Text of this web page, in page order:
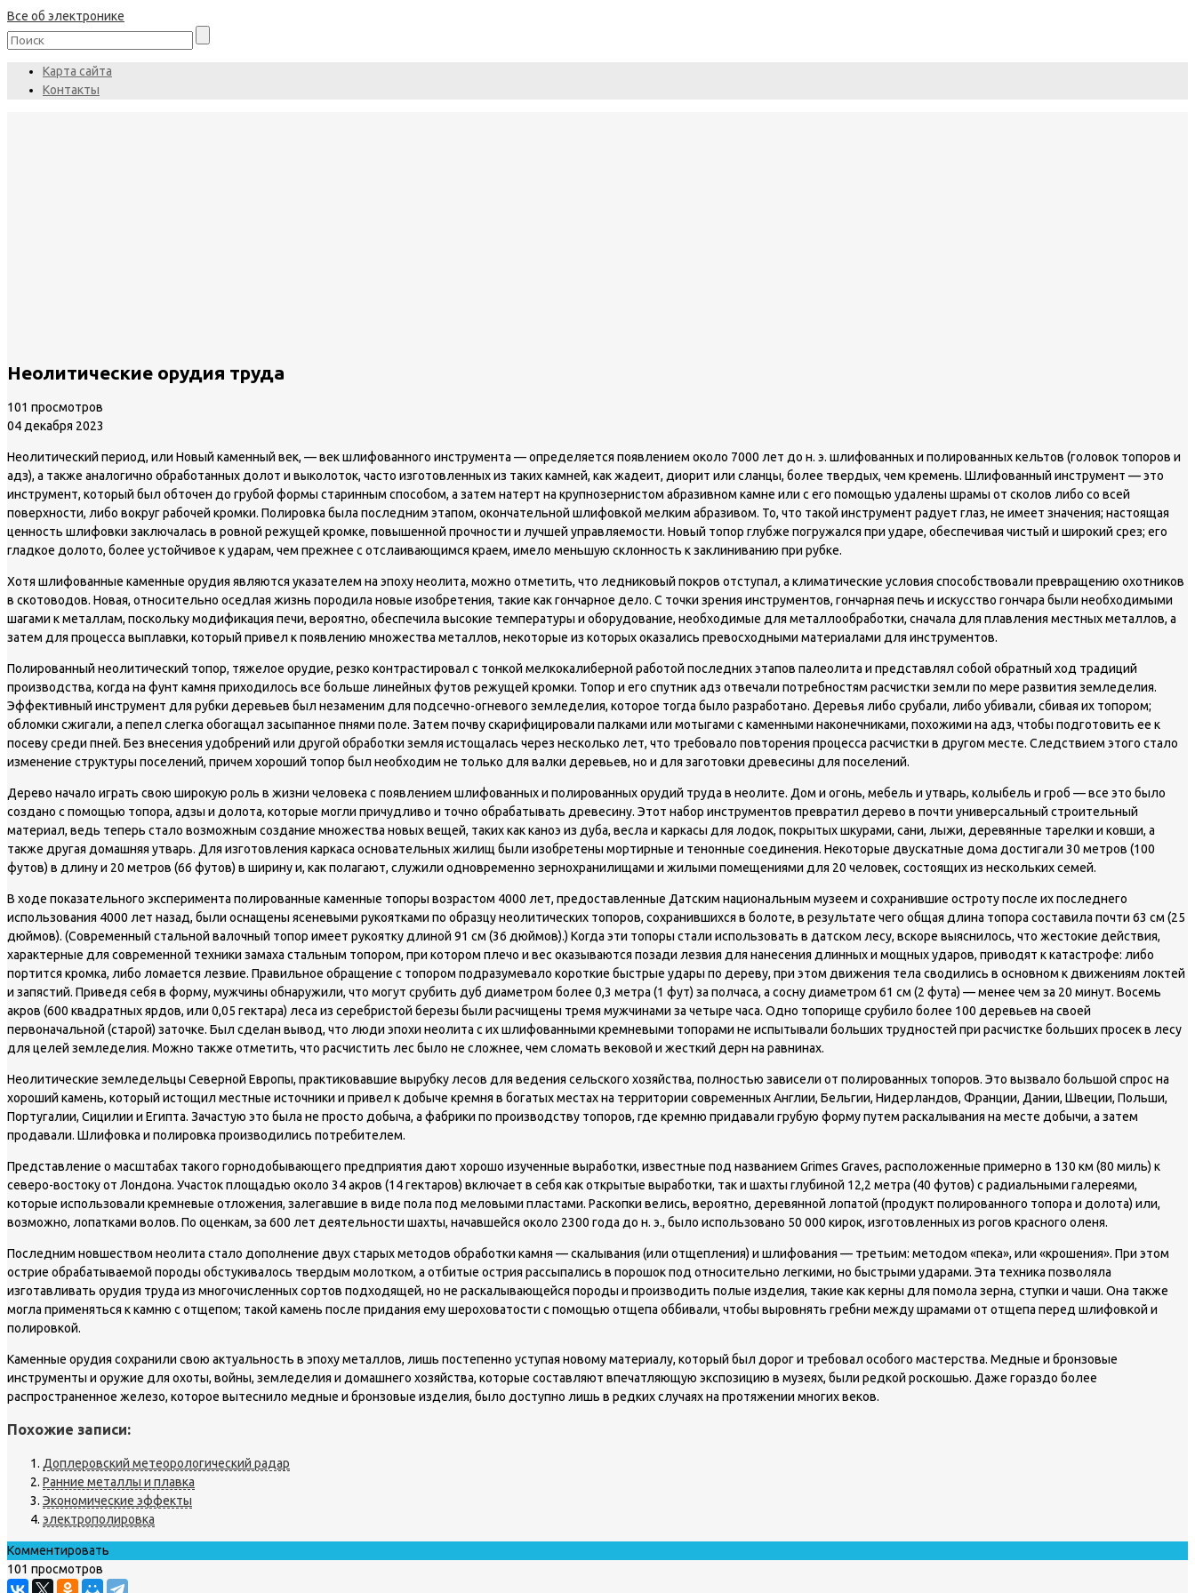
Все об электронике
Карта сайта
Контакты
Неолитические орудия труда
101 просмотров
04 декабря 2023
Неолитический период, или Новый каменный век, — век шлифованного инструмента — определяется появлением около 7000 лет до н. э. шлифованных и полированных кельтов (головок топоров и
адз), а также аналогично обработанных долот и выколоток, часто изготовленных из таких камней, как жадеит, диорит или сланцы, более твердых, чем кремень. Шлифованный инструмент — это
инструмент, который был обточен до грубой формы старинным способом, а затем натерт на крупнозернистом абразивном камне или с его помощью удалены шрамы от сколов либо со всей
поверхности, либо вокруг рабочей кромки. Полировка была последним этапом, окончательной шлифовкой мелким абразивом. То, что такой инструмент радует глаз, не имеет значения; настоящая
ценность шлифовки заключалась в ровной режущей кромке, повышенной прочности и лучшей управляемости. Новый топор глубже погружался при ударе, обеспечивая чистый и широкий срез; его
гладкое долото, более устойчивое к ударам, чем прежнее с отслаивающимся краем, имело меньшую склонность к заклиниванию при рубке.
Хотя шлифованные каменные орудия являются указателем на эпоху неолита, можно отметить, что ледниковый покров отступал, а климатические условия способствовали превращению охотников
в скотоводов. Новая, относительно оседлая жизнь породила новые изобретения, такие как гончарное дело. С точки зрения инструментов, гончарная печь и искусство гончара были необходимыми
шагами к металлам, поскольку модификация печи, вероятно, обеспечила высокие температуры и оборудование, необходимые для металлообработки, сначала для плавления местных металлов, а
затем для процесса выплавки, который привел к появлению множества металлов, некоторые из которых оказались превосходными материалами для инструментов.
Полированный неолитический топор, тяжелое орудие, резко контрастировал с тонкой мелкокалиберной работой последних этапов палеолита и представлял собой обратный ход традиций
производства, когда на фунт камня приходилось все больше линейных футов режущей кромки. Топор и его спутник адз отвечали потребностям расчистки земли по мере развития земледелия.
Эффективный инструмент для рубки деревьев был незаменим для подсечно-огневого земледелия, которое тогда было разработано. Деревья либо срубали, либо убивали, сбивая их топором;
обломки сжигали, а пепел слегка обогащал засыпанное пнями поле. Затем почву скарифицировали палками или мотыгами с каменными наконечниками, похожими на адз, чтобы подготовить ее к
посеву среди пней. Без внесения удобрений или другой обработки земля истощалась через несколько лет, что требовало повторения процесса расчистки в другом месте. Следствием этого стало
изменение структуры поселений, причем хороший топор был необходим не только для валки деревьев, но и для заготовки древесины для поселений.
Дерево начало играть свою широкую роль в жизни человека с появлением шлифованных и полированных орудий труда в неолите. Дом и огонь, мебель и утварь, колыбель и гроб — все это было
создано с помощью топора, адзы и долота, которые могли причудливо и точно обрабатывать древесину. Этот набор инструментов превратил дерево в почти универсальный строительный
материал, ведь теперь стало возможным создание множества новых вещей, таких как каноэ из дуба, весла и каркасы для лодок, покрытых шкурами, сани, лыжи, деревянные тарелки и ковши, а
также другая домашняя утварь. Для изготовления каркаса основательных жилищ были изобретены мортирные и тенонные соединения. Некоторые двускатные дома достигали 30 метров (100
футов) в длину и 20 метров (66 футов) в ширину и, как полагают, служили одновременно зернохранилищами и жилыми помещениями для 20 человек, состоящих из нескольких семей.
В ходе показательного эксперимента полированные каменные топоры возрастом 4000 лет, предоставленные Датским национальным музеем и сохранившие остроту после их последнего
использования 4000 лет назад, были оснащены ясеневыми рукоятками по образцу неолитических топоров, сохранившихся в болоте, в результате чего общая длина топора составила почти 63 см (25
дюймов). (Современный стальной валочный топор имеет рукоятку длиной 91 см (36 дюймов).) Когда эти топоры стали использовать в датском лесу, вскоре выяснилось, что жестокие действия,
характерные для современной техники замаха стальным топором, при котором плечо и вес оказываются позади лезвия для нанесения длинных и мощных ударов, приводят к катастрофе: либо
портится кромка, либо ломается лезвие. Правильное обращение с топором подразумевало короткие быстрые удары по дереву, при этом движения тела сводились в основном к движениям локтей
и запястий. Приведя себя в форму, мужчины обнаружили, что могут срубить дуб диаметром более 0,3 метра (1 фут) за полчаса, а сосну диаметром 61 см (2 фута) — менее чем за 20 минут. Восемь
акров (600 квадратных ярдов, или 0,05 гектара) леса из серебристой березы были расчищены тремя мужчинами за четыре часа. Одно топорище срубило более 100 деревьев на своей
первоначальной (старой) заточке. Был сделан вывод, что люди эпохи неолита с их шлифованными кремневыми топорами не испытывали больших трудностей при расчистке больших просек в лесу
для целей земледелия. Можно также отметить, что расчистить лес было не сложнее, чем сломать вековой и жесткий дерн на равнинах.
Неолитические земледельцы Северной Европы, практиковавшие вырубку лесов для ведения сельского хозяйства, полностью зависели от полированных топоров. Это вызвало большой спрос на
хороший камень, который истощил местные источники и привел к добыче кремня в богатых местах на территории современных Англии, Бельгии, Нидерландов, Франции, Дании, Швеции, Польши,
Португалии, Сицилии и Египта. Зачастую это была не просто добыча, а фабрики по производству топоров, где кремню придавали грубую форму путем раскалывания на месте добычи, а затем
продавали. Шлифовка и полировка производились потребителем.
Представление о масштабах такого горнодобывающего предприятия дают хорошо изученные выработки, известные под названием Grimes Graves, расположенные примерно в 130 км (80 миль) к
северо-востоку от Лондона. Участок площадью около 34 акров (14 гектаров) включает в себя как открытые выработки, так и шахты глубиной 12,2 метра (40 футов) с радиальными галереями,
которые использовали кремневые отложения, залегавшие в виде пола под меловыми пластами. Раскопки велись, вероятно, деревянной лопатой (продукт полированного топора и долота) или,
возможно, лопатками волов. По оценкам, за 600 лет деятельности шахты, начавшейся около 2300 года до н. э., было использовано 50 000 кирок, изготовленных из рогов красного оленя.
Последним новшеством неолита стало дополнение двух старых методов обработки камня — скалывания (или отщепления) и шлифования — третьим: методом «пека», или «крошения». При этом
острие обрабатываемой породы обстукивалось твердым молотком, а отбитые острия рассыпались в порошок под относительно легкими, но быстрыми ударами. Эта техника позволяла
изготавливать орудия труда из многочисленных сортов подходящей, но не раскалывающейся породы и производить полые изделия, такие как керны для помола зерна, ступки и чаши. Она также
могла применяться к камню с отщепом; такой камень после придания ему шероховатости с помощью отщепа оббивали, чтобы выровнять гребни между шрамами от отщепа перед шлифовкой и
полировкой.
Каменные орудия сохранили свою актуальность в эпоху металлов, лишь постепенно уступая новому материалу, который был дорог и требовал особого мастерства. Медные и бронзовые
инструменты и оружие для охоты, войны, земледелия и домашнего хозяйства, которые составляют впечатляющую экспозицию в музеях, были редкой роскошью. Даже гораздо более
распространенное железо, которое вытеснило медные и бронзовые изделия, было доступно лишь в редких случаях на протяжении многих веков.
Похожие записи:
Доплеровский метеорологический радар
Ранние металлы и плавка
Экономические эффекты
электрополировка
Комментировать
101 просмотров